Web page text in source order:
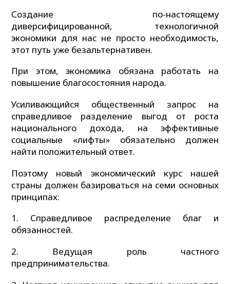
Создание по-настоящему
диверсифицированной, технологичной
экономики для нас не просто необходимость,
этот путь уже безальтернативен.
При этом, экономика обязана работать на
повышение благосостояния народа.
Усиливающийся общественный запрос на
справедливое разделение выгод от роста
национального дохода, на эффективные
социальные «лифты» обязательно должен
найти положительный ответ.
Поэтому новый экономический курс нашей
страны должен базироваться на семи основных
принципах:
1. Справедливое распределение благ и
обязанностей.
2. Ведущая роль частного
предпринимательства.